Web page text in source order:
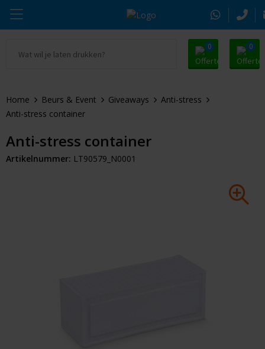
0 0
Drinkwaren
Tassen & Reizen
Alle promosnoepje
Zomer
Kerst
Thule
Alle merken
Home Beurs & Event Giveaways
Anti-stress
Anti-stress container
Anti-stress container
Artikelnummer: LT90579_N0001